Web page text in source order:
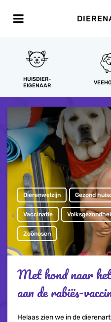
HUISDIER-
EIGENAAR
Dierenwelzijn Gezond
Vaccinatie
Zoönosen
Met hond naar
aan de rabiës-
Helaas zien we in de